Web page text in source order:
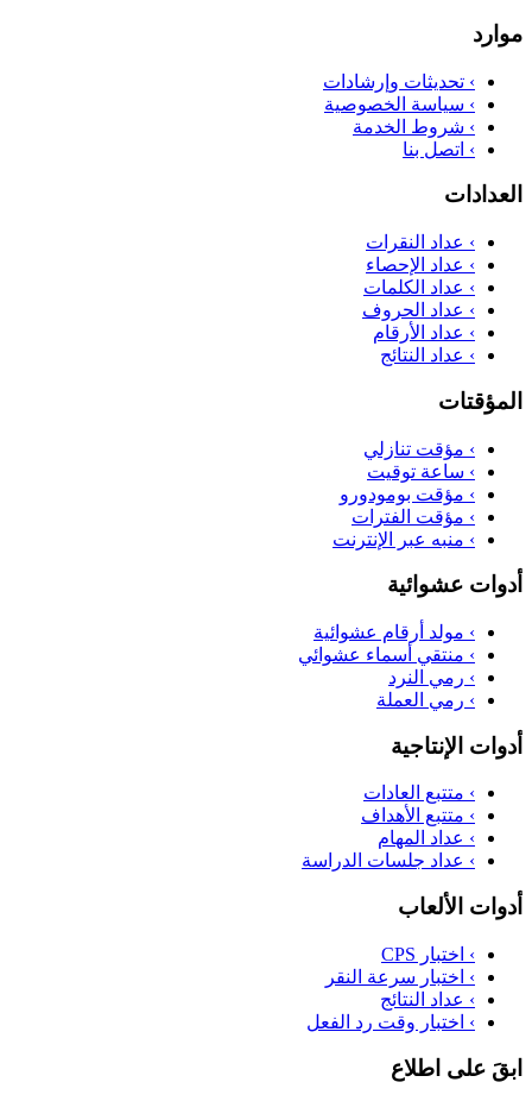
موارد
› تحديثات وإرشادات
› سياسة الخصوصية
› شروط الخدمة
› اتصل بنا
العدادات
› عداد النقرات
› عداد الإحصاء
› عداد الكلمات
› عداد الحروف
› عداد الأرقام
› عداد النتائج
المؤقتات
› مؤقت تنازلي
› ساعة توقيت
› مؤقت بومودورو
› مؤقت الفترات
› منبه عبر الإنترنت
أدوات عشوائية
› مولد أرقام عشوائية
› منتقي أسماء عشوائي
› رمي النرد
› رمي العملة
أدوات الإنتاجية
› متتبع العادات
› متتبع الأهداف
› عداد المهام
› عداد جلسات الدراسة
أدوات الألعاب
› اختبار CPS
› اختبار سرعة النقر
› عداد النتائج
› اختبار وقت رد الفعل
ابقَ على اطلاع